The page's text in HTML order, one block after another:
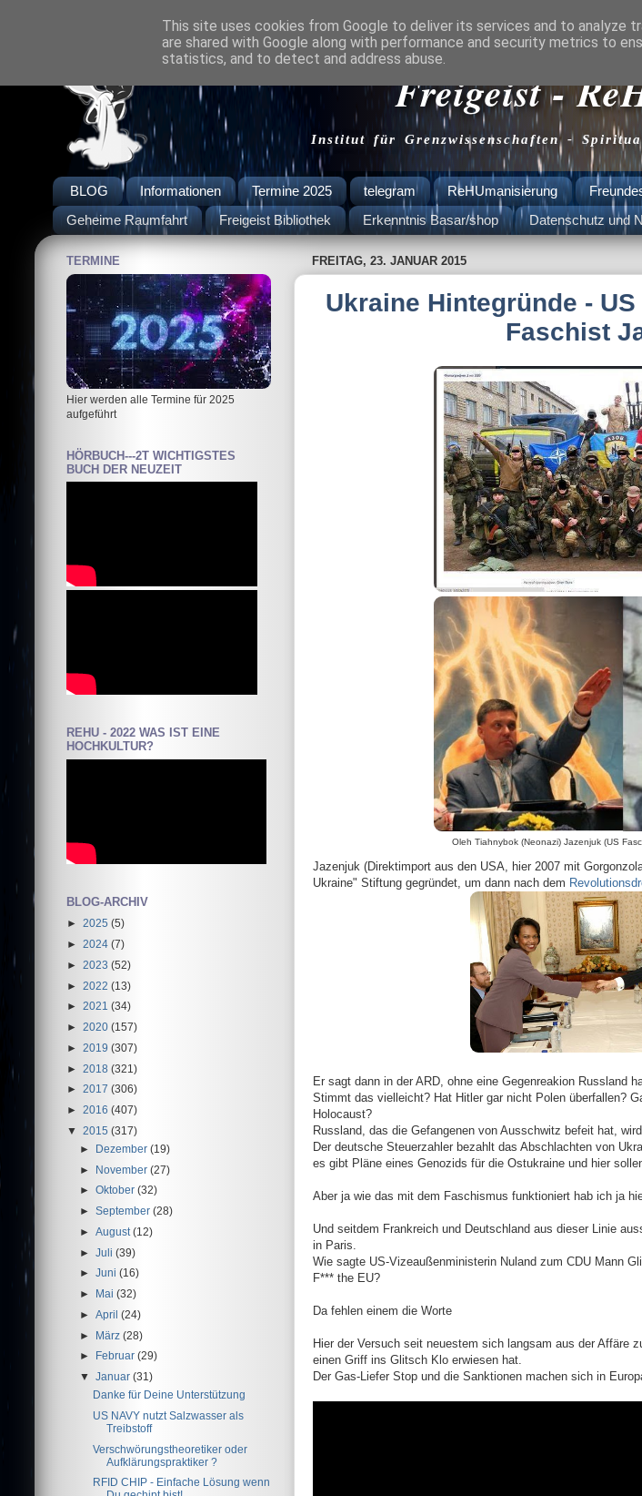
Freigeist -
Institut für Grenzwissenschaften -
BLOG Informationen Termine 2025 telegram ReHUmanisierung
Geheime Raumfahrt
Freigeist Bibliothek Erkenntnis Basar/shop Datenschutz und
FREITAG, 23. JANUAR 2015
Ukraine Hintegründe -
Faschist
Oleh Tiahnybok (Neonazi) Jazenjuk
Jazenjuk (Direktimport aus den USA, hier 2007 mit
Ukraine" Stiftung gegründet, um dann nach dem
Er sagt dann in der ARD, ohne eine Gegenreakion Russland
Stimmt das vielleicht? Hat Hitler gar nicht Polen überfallen?
Holocaust?
Russland, das die Gefangenen von Ausschwitz befeit hat,
Der deutsche Steuerzahler bezahlt das Abschlachten von
es gibt Pläne eines Genozids für die Ostukraine und hier
Aber ja wie das mit dem Faschismus funktioniert hab ich ja
Und seitdem Frankreich und Deutschland aus dieser Linie
in Paris.
Wie sagte US-Vizeaußenministerin Nuland zum CDU Mann
F*** the EU?
Da fehlen einem die Worte
Hier der Versuch seit neuestem sich langsam aus der Affäre
einen Griff ins Glitsch Klo erwiesen hat.
Der Gas-Liefer Stop und die Sanktionen machen sich in
TERMINE
Hier werden alle Termine für 2025
aufgeführt
HÖRBUCH---2T WICHTIGSTES
BUCH DER NEUZEIT
REHU - 2022 WAS IST EINE
HOCHKULTUR?
BLOG-ARCHIV
► 2025 (5)
► 2024 (7)
► 2023 (52)
► 2022 (13)
► 2021 (34)
► 2020 (157)
► 2019 (307)
► 2018 (321)
► 2017 (306)
► 2016 (407)
▼ 2015 (317)
► Dezember(19)
► November(27)
►Oktober(32)
►September(28)
►August(12)
►
Juli(39)
►Juni(16)
►
Mai(32)
►April(24)
► März(28)
►
Februar(29)
▼Januar(31)
Danke für Deine Unterstützung
US NAVY nutzt Salzwasser als
Treibstoff
Verschwörungstheoretiker oder
Aufklärungspraktiker ?
RFID CHIP - Einfache Lösung wenn
This site uses cookies from Google to deliver its services and to analyze
are shared with Google along with performance and security metrics to
statistics, and to detect and address abuse.